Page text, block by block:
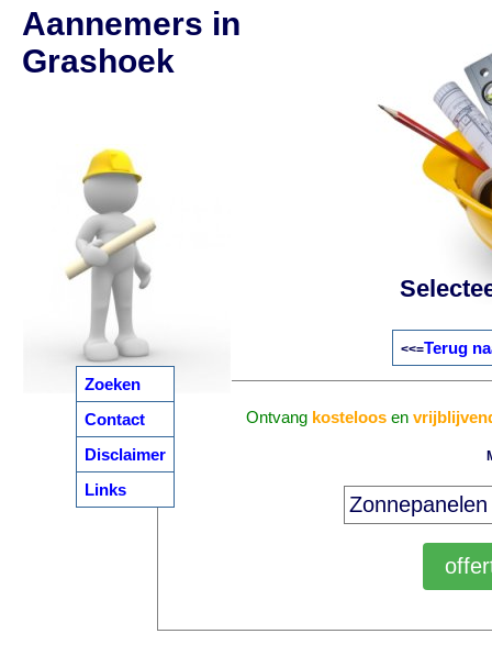
Zoeken
Contact
Disclaimer
Links
Aannemers in
Grashoek
<<=Terug
Ontvang kosteloos en